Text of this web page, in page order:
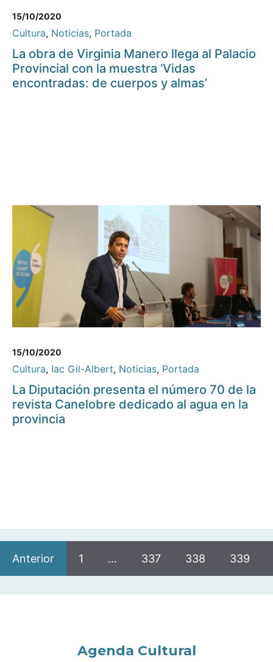
15/10/2020
Cultura, Noticias, Portada
La obra de Virginia Manero llega al Palacio
Provincial con la muestra ‘Vidas
encontradas: de cuerpos y almas’
15/10/2020
Cultura, Iac Gil-Albert, Noticias, Portada
La Diputación presenta el número 70 de la
revista Canelobre dedicado al agua en la
provincia
Anterior 1 … 337 338 339
Agenda Cultural